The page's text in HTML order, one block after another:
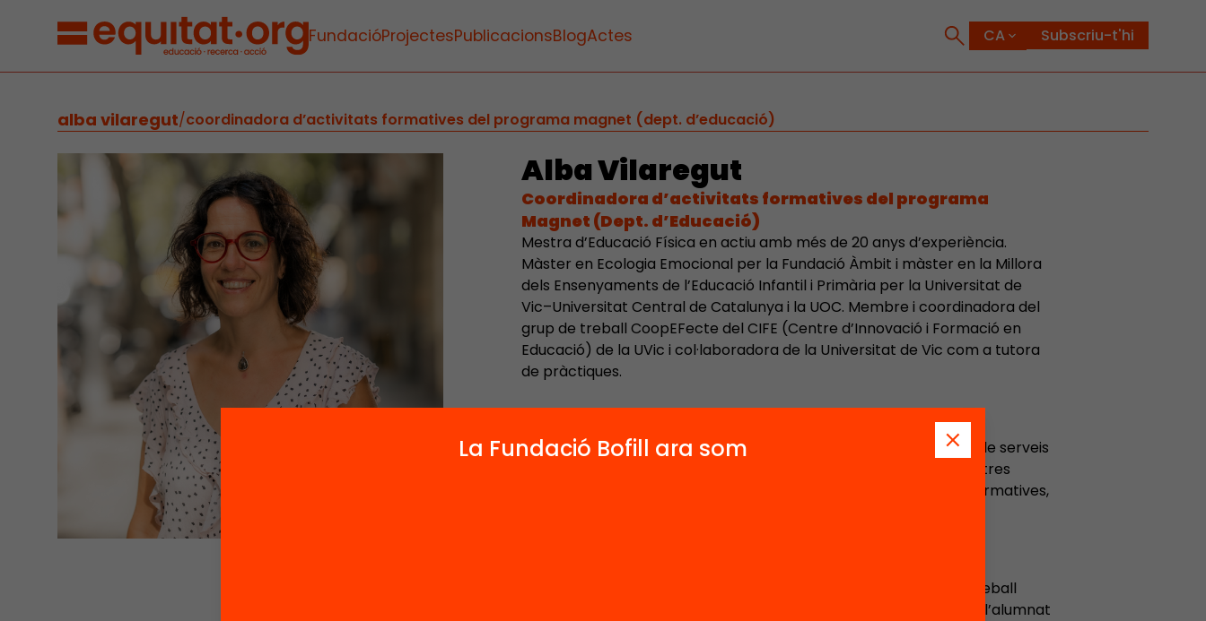
FundacióProjectesPublicacionsBlogActes Subscriu-t'hi
alba vilaregut/coordinadora d’activitats formatives del programa magnet (dept. d’educació)
Alba Vilaregut
Coordinadora d’activitats formatives del programa
Magnet (Dept. d’Educació)
Mestra d’Educació Física en actiu amb més de 20 anys d’experiència.
Màster en Ecologia Emocional per la Fundació Àmbit i màster en la Millora
dels Ensenyaments de l’Educació Infantil i Primària per la Universitat de
Vic–Universitat Central de Catalunya i la UOC. Membre i coordinadora del
grup de treball CoopEFecte del CIFE (Centre d’Innovació i Formació en
Educació) de la UVic i col·laboradora de la Universitat de Vic com a tutora
de pràctiques.
És coordinadora de formació del programa Magnet, en comissió de serveis
al Departament d’Educació. S’ocupa de fer el seguiment dels centres
educatius i formadors del programa i d’organitzar les activitats formatives,
“Sóc una persona inquieta, compromesa i implicada. Crec en el treball
cooperatiu per acompanyar l’aprenentatge vivencial per tal que l’alumnat
La Fundació Bofill ara som